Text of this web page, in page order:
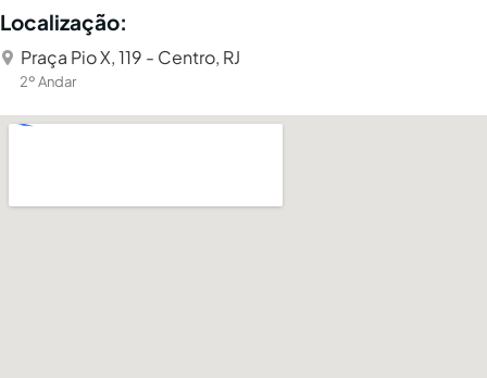
Localização:
Praça Pio X, 119 - Centro, RJ
2º Andar